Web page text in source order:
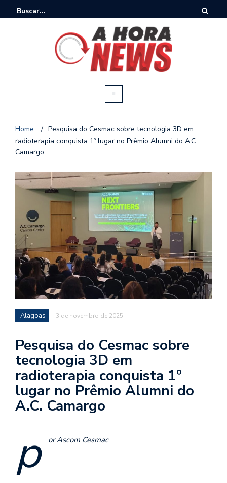
Home / Pesquisa do Cesmac sobre tecnologia 3D em
radioterapia conquista 1º lugar no Prêmio Alumni do A.C.
Camargo
Alagoas 3 de novembro de 2025
Pesquisa do Cesmac sobre
tecnologia 3D em
radioterapia conquista 1º
lugar no Prêmio Alumni do
A.C. Camargo
p or Ascom Cesmac